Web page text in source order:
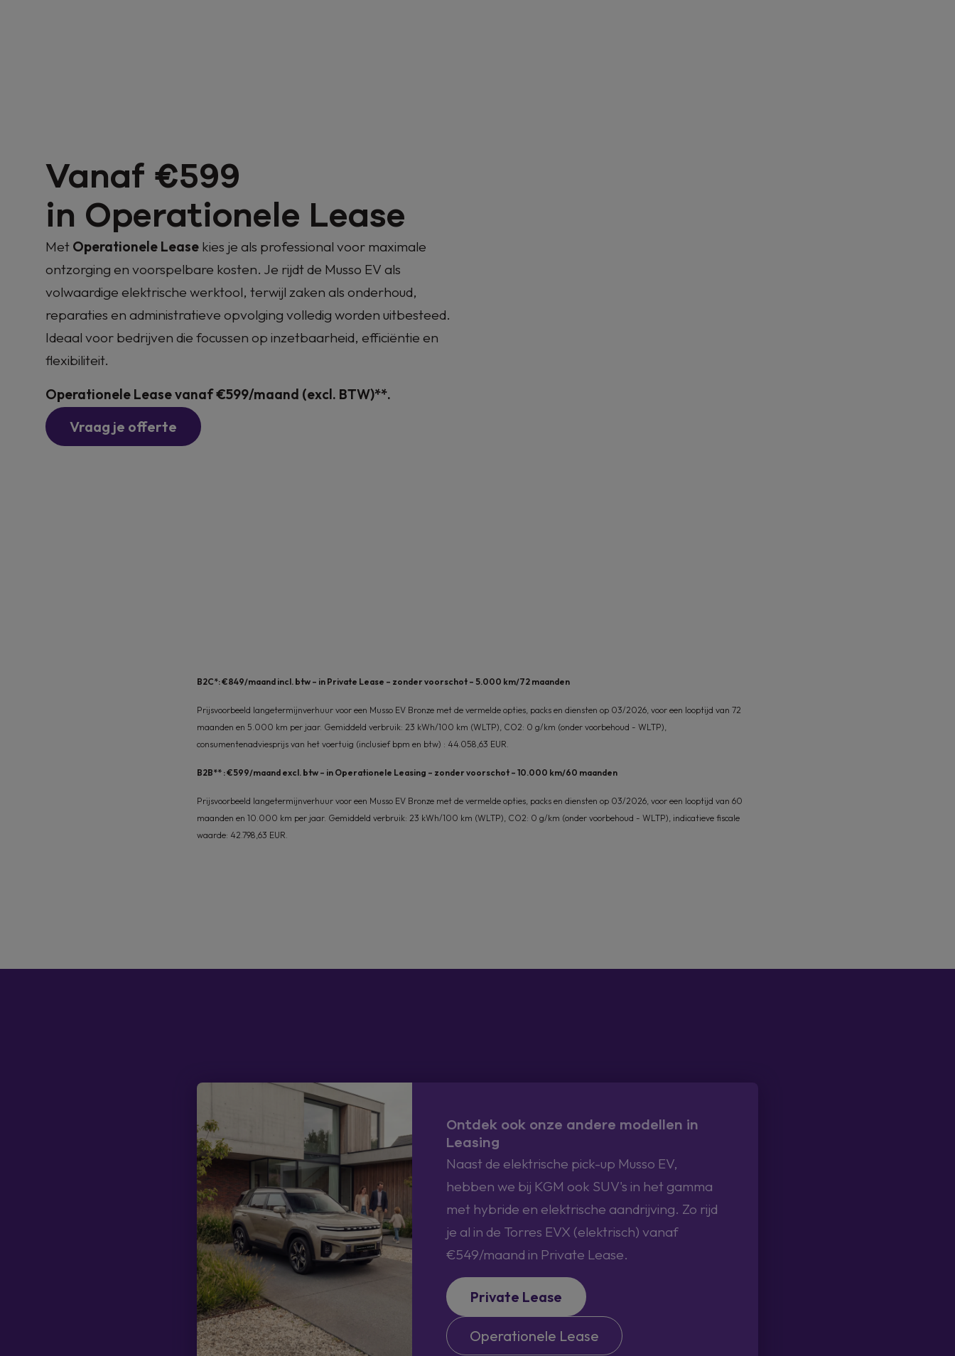
Vanaf €599
in Operationele Lease
Met Operationele Lease kies je als professional voor maximale
ontzorging en voorspelbare kosten. Je rijdt de Musso EV als
volwaardige elektrische werktool, terwijl zaken als onderhoud,
reparaties en administratieve opvolging volledig worden uitbesteed.
Ideaal voor bedrijven die focussen op inzetbaarheid, efficiëntie en
flexibiliteit.
Operationele Lease vanaf €599/maand (excl. BTW)**.
Vraag je offerte
B2C*: €849/maand incl. btw – in Private Lease – zonder voorschot – 5.000 km/72 maanden
Prijsvoorbeeld langetermijnverhuur voor een Musso EV Bronze met de vermelde opties, packs en diensten op 03/2026, voor een looptijd van 72
maanden en 5.000 km per jaar. Gemiddeld verbruik: 23 kWh/100 km (WLTP), CO2: 0 g/km (onder voorbehoud - WLTP),
consumentenadviesprijs van het voertuig (inclusief bpm en btw) : 44.058,63 EUR.
B2B** : €599/maand excl. btw – in Operationele Leasing – zonder voorschot – 10.000 km/60 maanden
Prijsvoorbeeld langetermijnverhuur voor een Musso EV Bronze met de vermelde opties, packs en diensten op 03/2026, voor een looptijd van 60
maanden en 10.000 km per jaar. Gemiddeld verbruik: 23 kWh/100 km (WLTP), CO2: 0 g/km (onder voorbehoud - WLTP), indicatieve fiscale
waarde: 42.798,63 EUR.
Ontdek ook onze andere modellen in
Leasing
Naast de elektrische pick-up Musso EV,
hebben we bij KGM ook SUV's in het gamma
met hybride en elektrische aandrijving. Zo rijd
je al in de Torres EVX (elektrisch) vanaf
€549/maand in Private Lease.
Private Lease
Operationele Lease